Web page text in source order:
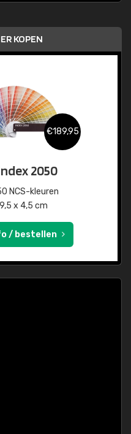
KOPEN
€189,95
2050
NCS-kleuren
x 4,5 cm
/ bestellen